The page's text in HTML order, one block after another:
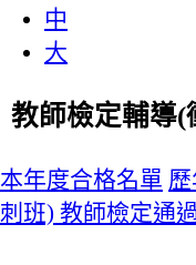
中
大
教師檢定輔導(
本年度合格名單
刺班) 教師檢定通